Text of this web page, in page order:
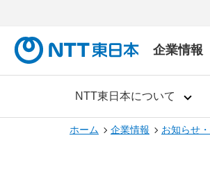
企業情報
NTT東日本について
ホーム 企業情報 お知らせ